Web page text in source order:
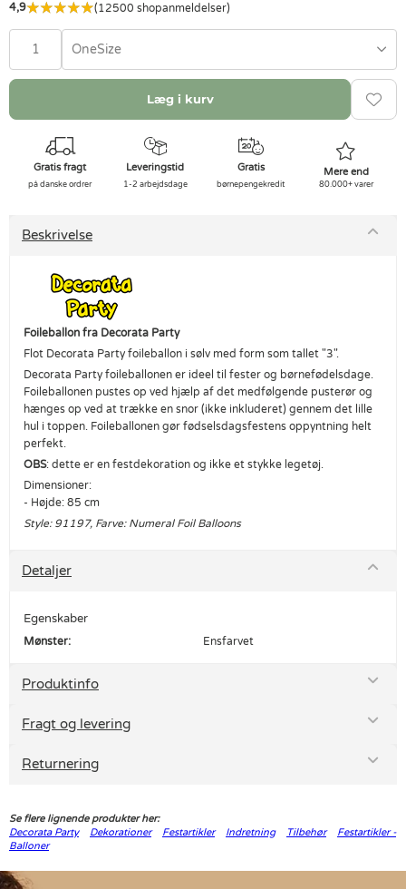
4,9
(12500 shopanmeldelser)
OneSize
Læg i kurv
Gratis fragt
på danske ordrer
Leveringstid
1-2 arbejdsdage
Gratis
børnepengekredit
Mere end
80.000+ varer
Beskrivelse
Foileballon fra Decorata Party
Flot Decorata Party foileballon i sølv med form som tallet "3".
Decorata Party foileballonen er ideel til fester og børnefødelsdage.
Foileballonen pustes op ved hjælp af det medfølgende pusterør og
hænges op ved at trække en snor (ikke inkluderet) gennem det lille
hul i toppen. Foileballonen gør fødselsdagsfestens oppyntning helt
perfekt.
OBS: dette er en festdekoration og ikke et stykke legetøj.
Dimensioner:
- Højde: 85 cm
Style: 91197, Farve: Numeral Foil Balloons
Detaljer
Egenskaber
Mønster: Ensfarvet
Produktinfo
Fragt og levering
Returnering
Se flere lignende produkter her:
Decorata Party
Dekorationer Festartikler Indretning Tilbehør
Festartikler -
Balloner